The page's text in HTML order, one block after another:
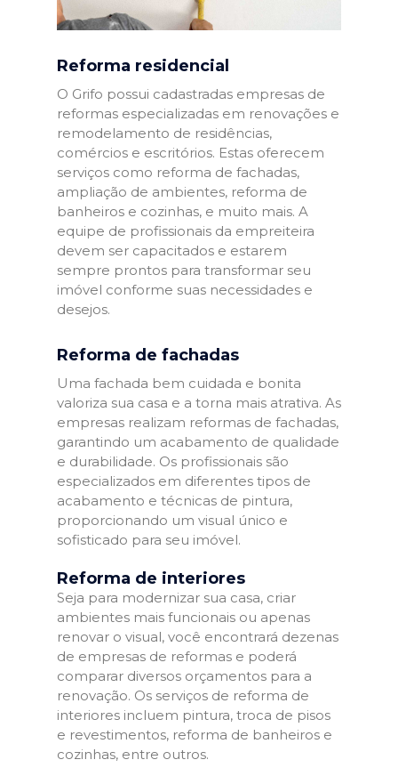
Reforma residencial
O Grifo possui cadastradas empresas de
reformas especializadas em renovações e
remodelamento de residências,
comércios e escritórios. Estas oferecem
serviços como reforma de fachadas,
ampliação de ambientes, reforma de
banheiros e cozinhas, e muito mais. A
equipe de profissionais da empreiteira
devem ser capacitados e estarem
sempre prontos para transformar seu
imóvel conforme suas necessidades e
desejos.
Reforma de fachadas
Uma fachada bem cuidada e bonita
valoriza sua casa e a torna mais atrativa. As
empresas realizam reformas de fachadas,
garantindo um acabamento de qualidade
e durabilidade. Os profissionais são
especializados em diferentes tipos de
acabamento e técnicas de pintura,
proporcionando um visual único e
sofisticado para seu imóvel.
Reforma de interiores
Seja para modernizar sua casa, criar
ambientes mais funcionais ou apenas
renovar o visual, você encontrará dezenas
de empresas de reformas e poderá
comparar diversos orçamentos para a
renovação. Os serviços de reforma de
interiores incluem pintura, troca de pisos
e revestimentos, reforma de banheiros e
cozinhas, entre outros.